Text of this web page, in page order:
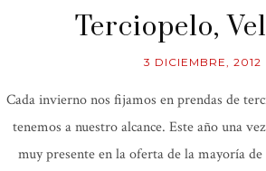
Terciopelo,
3 DICIEMBRE, 2012
Cada invierno nos fijamos en prendas de
tenemos a nuestro alcance. Este año una
muy presente en la oferta de la mayoría